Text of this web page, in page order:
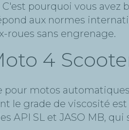
pourquoi vous avez
aux normes
roues sans engrenage.
4
pour motos
grade de viscosité est
API SL et JASO MB, qui